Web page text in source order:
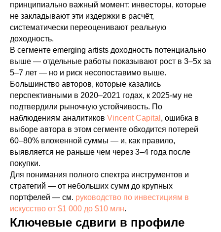
принципиально важный момент: инвесторы, которые
не закладывают эти издержки в расчёт,
систематически переоценивают реальную
доходность.
В сегменте emerging artists доходность потенциально
выше — отдельные работы показывают рост в 3–5x за
5–7 лет — но и риск несопоставимо выше.
Большинство авторов, которые казались
перспективными в 2020–2021 годах, к 2025-му не
подтвердили рыночную устойчивость. По
наблюдениям аналитиков Vincent Capital , ошибка в
выборе автора в этом сегменте обходится потерей
60–80% вложенной суммы — и, как правило,
выявляется не раньше чем через 3–4 года после
покупки.
Для понимания полного спектра инструментов и
стратегий — от небольших сумм до крупных
портфелей — см. руководство по инвестициям в
искусство от $1 000 до $10 млн.
Ключевые сдвиги в профиле